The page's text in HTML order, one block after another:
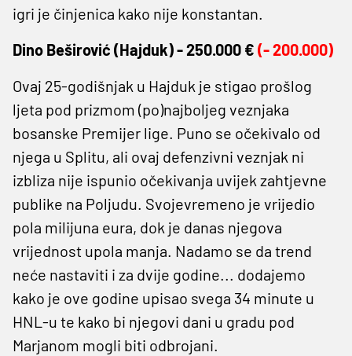
igri je činjenica kako nije konstantan.
Dino Beširović (Hajduk) -250.000 € (- 200.000)
Ovaj 25-godišnjak u Hajduk je stigao prošlog
ljeta pod prizmom (po)najboljeg veznjaka
bosanske Premijer lige. Puno se očekivalo od
njega u Splitu, ali ovaj defenzivni veznjak ni
izbliza nije ispunio očekivanja uvijek zahtjevne
publike na Poljudu. Svojevremeno je vrijedio
pola milijuna eura, dok je danas njegova
vrijednost upola manja. Nadamo se da trend
neće nastaviti i za dvije godine... dodajemo
kako je ove godine upisao svega 34 minute u
HNL-u te kako bi njegovi dani u gradu pod
Marjanom mogli biti odbrojani.